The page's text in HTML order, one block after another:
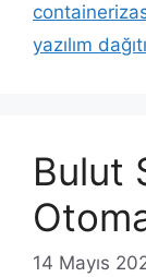
yazılım
Bulut
14 Mayıs